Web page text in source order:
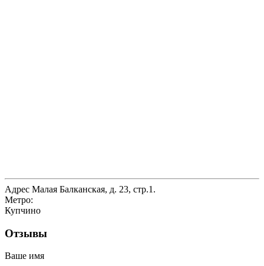
Адрес Малая Балканская, д. 23, стр.1.
Метро:
Купчино
Отзывы
Ваше имя